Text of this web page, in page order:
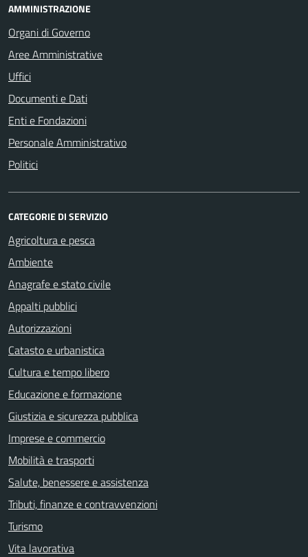
AMMINISTRAZIONE
Organi di Governo
Aree Amministrative
Uffici
Documenti e Dati
Enti e Fondazioni
Personale Amministrativo
Politici
CATEGORIE DI SERVIZIO
Agricoltura e pesca
Ambiente
Anagrafe e stato civile
Appalti pubblici
Autorizzazioni
Catasto e urbanistica
Cultura e tempo libero
Educazione e formazione
Giustizia e sicurezza pubblica
Imprese e commercio
Mobilità e trasporti
Salute, benessere e assistenza
Tributi, finanze e contravvenzioni
Turismo
Vita lavorativa